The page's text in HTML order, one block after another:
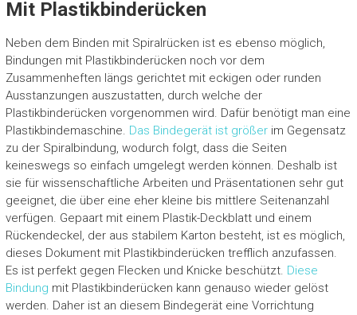
Mit Plastikbinderücken
Neben dem Binden mit Spiralrücken ist es ebenso möglich,
Bindungen mit Plastikbinderücken noch vor dem
Zusammenheften längs gerichtet mit eckigen oder runden
Ausstanzungen auszustatten, durch welche der
Plastikbinderücken vorgenommen wird. Dafür benötigt man eine
Plastikbindemaschine. Das Bindegerät ist größerim Gegensatz
zu der Spiralbindung, wodurch folgt, dass die Seiten
keineswegs so einfach umgelegt werden können. Deshalb ist
sie für wissenschaftliche Arbeiten und Präsentationen sehr gut
geeignet, die über eine eher kleine bis mittlere Seitenanzahl
verfügen. Gepaart mit einem Plastik-Deckblatt und einem
Rückendeckel, der aus stabilem Karton besteht, ist es möglich,
dieses Dokument mit Plastikbinderücken trefflich anzufassen.
Es ist perfekt gegen Flecken und Knicke beschützt. Diese
Bindung mit Plastikbinderücken kann genauso wieder gelöst
werden. Daher ist an diesem Bindegerät eine Vorrichtung